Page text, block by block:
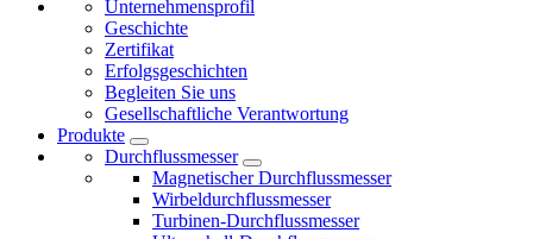
Unternehmensprofil
Geschichte
Zertifikat
Erfolgsgeschichten
Begleiten Sie uns
Gesellschaftliche Verantwortung
Produkte
Durchflussmesser
Magnetischer Durchflussmesser
Wirbeldurchflussmesser
Turbinen-Durchflussmesser